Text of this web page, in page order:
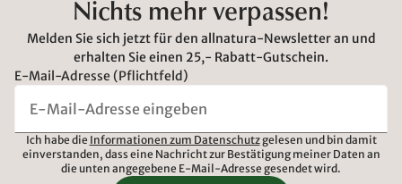
Nichts mehr verpassen!
Melden Sie sich jetzt für den allnatura-Newsletter an und
erhalten Sie einen 25,- Rabatt-Gutschein.
E-Mail-Adresse (Pflichtfeld)
Ich habe die Informationen zum Datenschutzgelesen und bin damit
einverstanden, dass eine Nachricht zur Bestätigung meiner Daten an
die unten angegebene E-Mail-Adresse gesendet wird.